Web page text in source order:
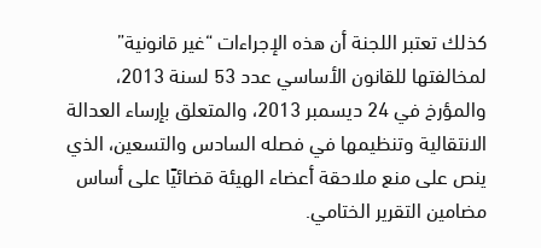
كذلك تعتبر اللجنة أن هذه الإجراءات “غير قانونية”
لمخالفتها للقانون الأساسي عدد 53 لسنة 2013،
والمؤرخ في 24 ديسمبر 2013، والمتعلق بإرساء العدالة
الانتقالية وتنظيمها في فصله السادس والتسعين، الذي
ينص على منع ملاحقة أعضاء الهيئة قضائيًا على أساس
مضامين التقرير الختامي.